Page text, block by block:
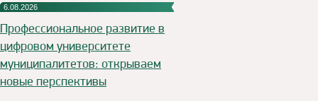
6.08.2026
Профессиональное развитие в
цифровом университете
муниципалитетов: открываем
новые перспективы